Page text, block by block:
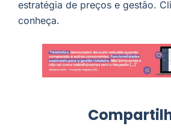
estratégia de preços e gestão.
conheça.